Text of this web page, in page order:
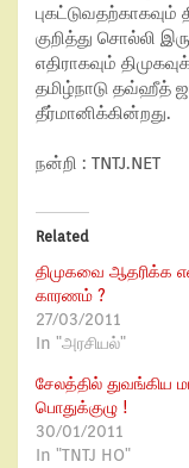
குறித்து சொல்லி
எதிராகவும்
தமிழ்நாடு தவ்ஹீத்
தீர்மானிக்கின்றது.
நன்றி : TNTJ.NET
Related
திமுகவை ஆதரிக்க
காரணம் ?
27/03/2011
In "அரசியல்"
சேலத்தில் துவங்கிய
பொதுக்குழு !
30/01/2011
In "TNTJ HO"